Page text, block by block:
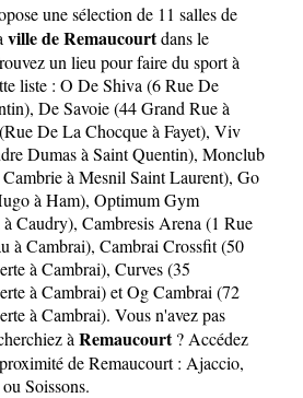
une sélection de 11 salles de
ville de Remaucourtdans le
un lieu pour faire du sport à
liste : O De Shiva (6 Rue De
, De Savoie (44 Grand Rue à
De La Chocque à Fayet), Viv
Dumas à Saint Quentin), Monclub
à Mesnil Saint Laurent), Go
à Ham), Optimum Gym
Caudry), Cambresis Arena (1 Rue
à Cambrai), Cambrai Crossfit (50
à Cambrai), Curves (35
à Cambrai)etOg Cambrai (72
à Cambrai). Vous n'avez pas
à Remaucourt? Accédez
de Remaucourt : Ajaccio,
ou Soissons.